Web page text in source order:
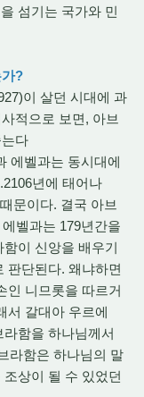
섬기는 국가와 민
?
이 살던 시대에 과
적으로 보면, 아브
다
에벨과는 동시대에
년에 태어나
문이다. 결국 아브
벨과는 179년간을
이 신앙을 배우기
판단된다. 왜냐하면
인 니므롯을 따르거
서 갈대아 우르에
함을 하나님께서
라함은 하나님의 말
상이 될 수 있었던